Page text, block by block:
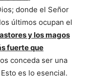
donde el Señor
últimos ocupan el
y los magos
fuerte que
conceda ser una
es lo esencial.